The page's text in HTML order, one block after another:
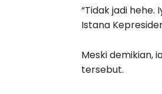
“Tidak jadi
Istana
Meski demikian,
tersebut.